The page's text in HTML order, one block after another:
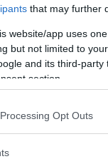
that may further
website/app uses
but not limited to
and its third-
section.
Opt Outs
donna: le
perdere
giusto è in
in più per
Accessori
trasparenti: